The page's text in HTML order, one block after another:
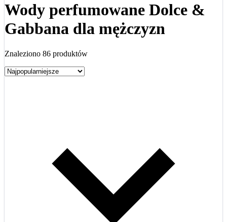
Wody perfumowane Dolce &
Gabbana dla mężczyzn
Znaleziono 86 produktów